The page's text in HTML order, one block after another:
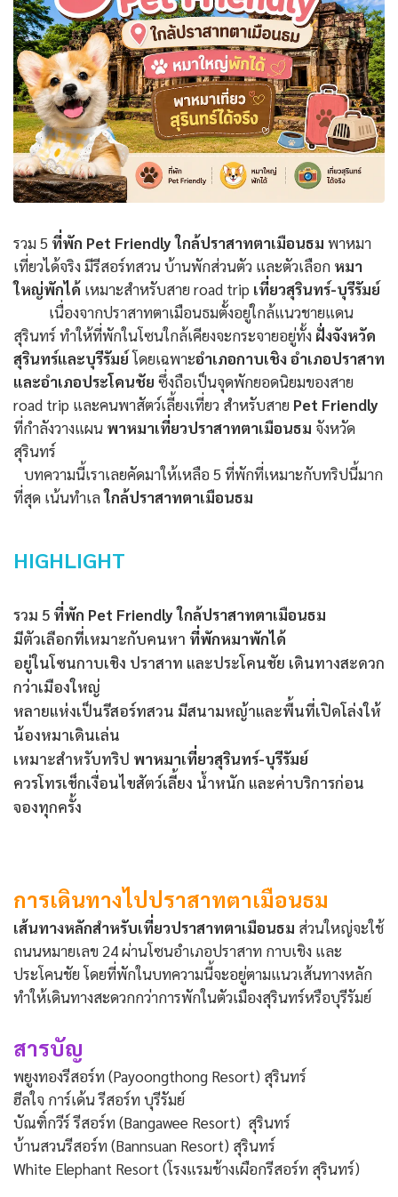
รวม 5 ที่พัก Pet Friendly ใกล้ปราสาทตาเมือนธม พาหมา
เที่ยวได้จริง มีรีสอร์ทสวน บ้านพักส่วนตัว และตัวเลือก หมา
ใหญ่พักได้ เหมาะสำหรับสาย road trip เที่ยวสุรินทร์-บุรีรัมย์
เนื่องจากปราสาทตาเมือนธมตั้งอยู่ใกล้แนวชายแดน
สุรินทร์ ทำให้ที่พักในโซนใกล้เคียงจะกระจายอยู่ทั้ง ฝั่งจังหวัด
สุรินทร์และบุรีรัมย์โดยเฉพาะอำเภอกาบเชิง อำเภอปราสาท
และอำเภอประโคนชัย ซึ่งถือเป็นจุดพักยอดนิยมของสาย
road trip และคนพาสัตว์เลี้ยงเที่ยว สำหรับสาย Pet Friendly
ที่กำลังวางแผน พาหมาเที่ยวปราสาทตาเมือนธม จังหวัด
สุรินทร์
บทความนี้เราเลยคัดมาให้เหลือ 5 ที่พักที่เหมาะกับทริปนี้มาก
ที่สุด เน้นทำเลใกล้ปราสาทตาเมือนธม
HIGHLIGHT
รวม 5 ที่พัก Pet Friendly ใกล้ปราสาทตาเมือนธม
มีตัวเลือกที่เหมาะกับคนหา ที่พักหมาพักได้
อยู่ในโซนกาบเชิง ปราสาท และประโคนชัย เดินทางสะดวก
กว่าเมืองใหญ่
หลายแห่งเป็นรีสอร์ทสวน มีสนามหญ้าและพื้นที่เปิดโล่งให้
น้องหมาเดินเล่น
เหมาะสำหรับทริป พาหมาเที่ยวสุรินทร์-บุรีรัมย์
ควรโทรเช็กเงื่อนไขสัตว์เลี้ยง น้ำหนัก และค่าบริการก่อน
จองทุกครั้ง
การเดินทางไปปราสาทตาเมือนธม
เส้นทางหลักสำหรับเที่ยวปราสาทตาเมือนธม ส่วนใหญ่จะใช้
ถนนหมายเลข 24 ผ่านโซนอำเภอปราสาท กาบเชิง และ
ประโคนชัย โดยที่พักในบทความนี้จะอยู่ตามแนวเส้นทางหลัก
ทำให้เดินทางสะดวกกว่าการพักในตัวเมืองสุรินทร์หรือบุรีรัมย์
สารบัญ
พยูงทองรีสอร์ท (Payoongthong Resort) สุรินทร์
ฮีลใจ การ์เด้น รีสอร์ท บุรีรัมย์
บัณฑิ์กวีร์ รีสอร์ท (Bangawee Resort) สุรินทร์
บ้านสวนรีสอร์ท (Bannsuan Resort) สุรินทร์
White Elephant Resort (โรงแรมช้างเผือกรีสอร์ท สุรินทร์)